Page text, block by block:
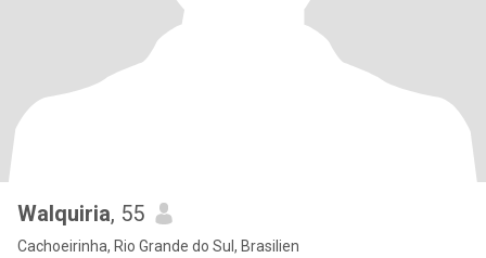
Walquiria, 55
Cachoeirinha, Rio Grande do Sul, Brasilien